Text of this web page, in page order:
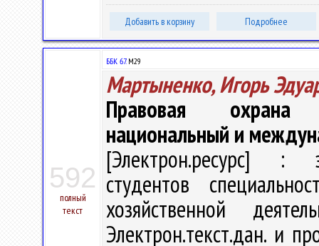
Добавить в корзину Подробнее
592
полный
текст
ББК 67.М29
Мартыненко, Игорь
Правовая охрана
национальный и
[Электрон.ресурс] :
студентов
хозяйственной
Электрон.текст.дан. и